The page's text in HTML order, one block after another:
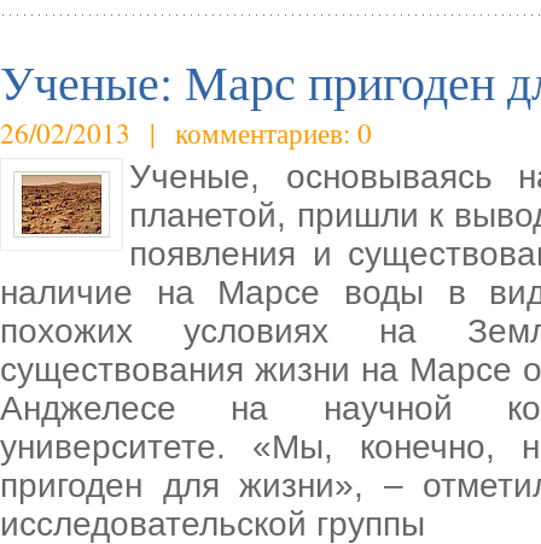
Ученые: Марс пригоден
26/02/2013 | комментариев: 0
Ученые, основываясь
планетой, пришли к
появления и
наличие на Марсе воды в
похожих условиях на
существования жизни на Марсе
Анджелесе на научной
университете. «Мы,
пригоден для жизни», –
исследовательской группы